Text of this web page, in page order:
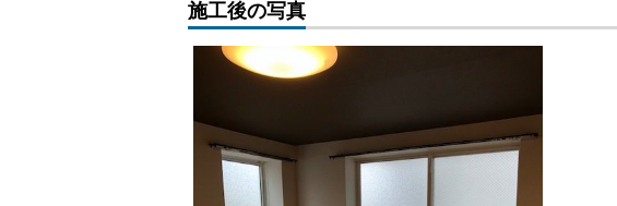
施工後の写真